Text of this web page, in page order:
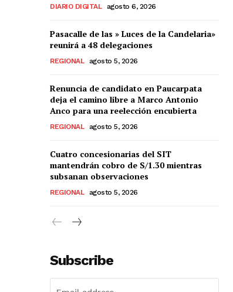
DIARIO DIGITAL agosto 6, 2026
Pasacalle de las » Luces de la Candelaria»
reunirá a 48 delegaciones
REGIONAL agosto 5, 2026
Renuncia de candidato en Paucarpata
deja el camino libre a Marco Antonio
Anco para una reelección encubierta
REGIONAL agosto 5, 2026
Cuatro concesionarias del SIT
mantendrán cobro de S/1.30 mientras
subsanan observaciones
REGIONAL agosto 5, 2026
Subscribe